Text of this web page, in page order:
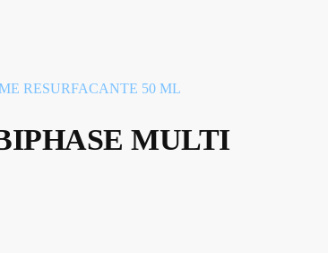
RESURFACANTE 50 ML
MULTI